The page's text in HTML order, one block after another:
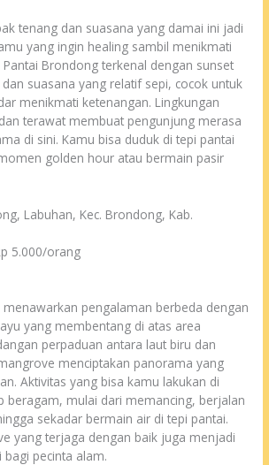
tenang dan suasana yang damai ini jadi
yang ingin healing sambil menikmati
Brondong terkenal dengan sunset
suasana yang relatif sepi, cocok untuk
menikmati ketenangan. Lingkungan
terawat membuat pengunjung merasa
di sini. Kamu bisa duduk di tepi pantai
golden hour atau bermain pasir
Labuhan, Kec. Brondong, Kab.
5.000/orang
menawarkan pengalaman berbeda dengan
yang membentang di atas area
perpaduan antara laut biru dan
menciptakan panorama yang
Aktivitas yang bisa kamu lakukan di
beragam, mulai dari memancing, berjalan
sekadar bermain air di tepi pantai.
yang terjaga dengan baik juga menjadi
pecinta alam.